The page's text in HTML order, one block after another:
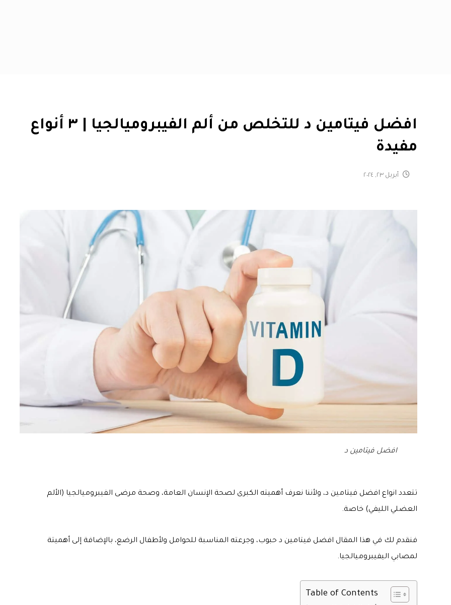
افضل فيتامين د للتخلص من ألم الفيبروميالجيا | ٣ أنواع
مفيدة
أبريل ٢٣, ٢٠٢٤
افضل فيتامين د
تتعدد انواع افضل فيتامين د، ولأننا نعرف أهميته الكبرى لصحة الإنسان العامة، وصحة مرضى الفيبروميالجيا (الألم
العضلي الليفي) خاصة.
فنقدم لك في هذا المقال افضل فيتامين د حبوب، وجرعته المناسبة للحوامل ولأطفال الرضع، بالإضافة إلى أهميتة
لمصابي اليفيبروميالجيا.
Table of Contents